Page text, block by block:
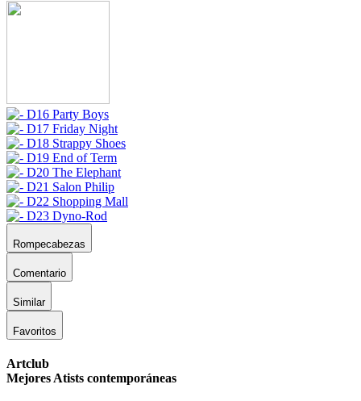
Rompecabezas
Comentario
Similar
Favoritos
Artclub
Mejores Atists contemporáneas